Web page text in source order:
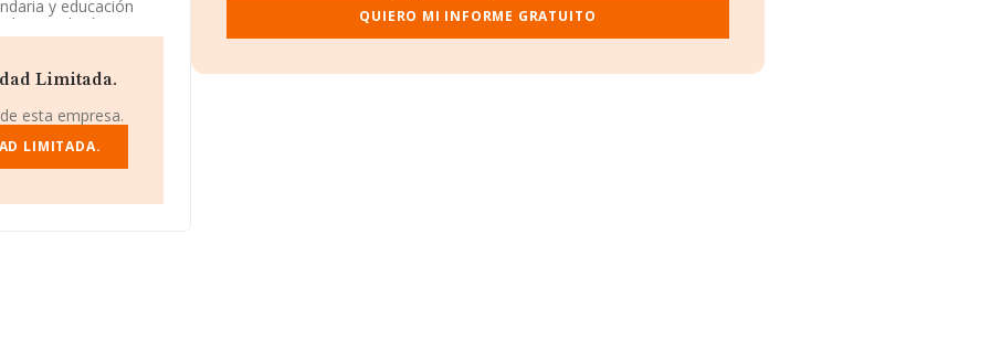
y educación
tipologías y
como Sociedad
de datos de
de sector.
ranking sectorial la
; sin embargo,
Limitada.
esta empresa.
LIMITADA.
QUIERO MI INFORME GRATUITO